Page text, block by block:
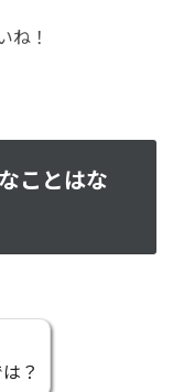
ね！
ことはな
？